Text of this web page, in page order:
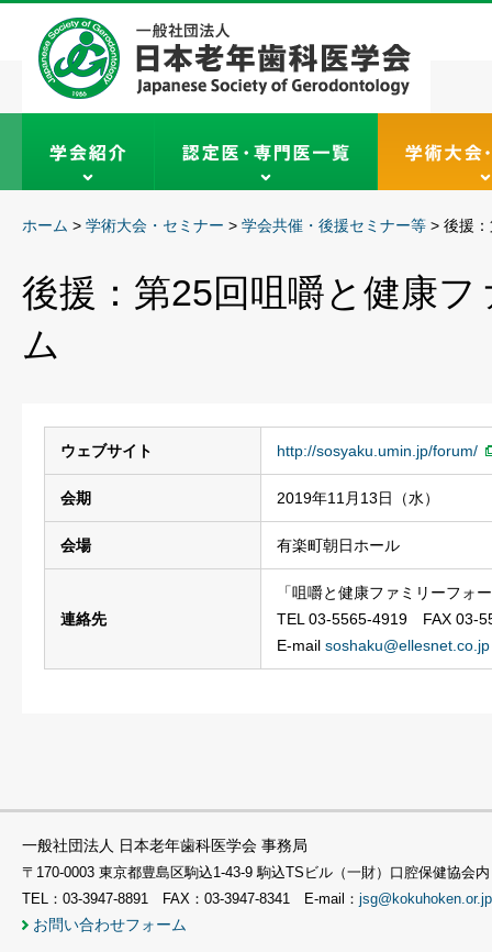
ホーム > 学術大会・セミナー > 学会共催・後援セミナー等 > 後援
後援：第25回咀嚼と健康
ム
ウェブサイト http://sosyaku.umin.jp/forum/
会期 2019年11月13日（水）
会場 有楽町朝日ホール
連絡先
「咀嚼と健康ファミリーフォ
TEL 03-5565-4919 FAX 03-
E-mail soshaku@ellesnet.co.jp
一般社団法人 日本老年歯科医学会 事務局
〒170-0003 東京都豊島区駒込1-43-9 駒込TSビル（一財）口腔保健協会内
TEL：03-3947-8891 FAX：03-3947-8341 E-mail： jsg@kokuhoken.or.jp
お問い合わせフォーム